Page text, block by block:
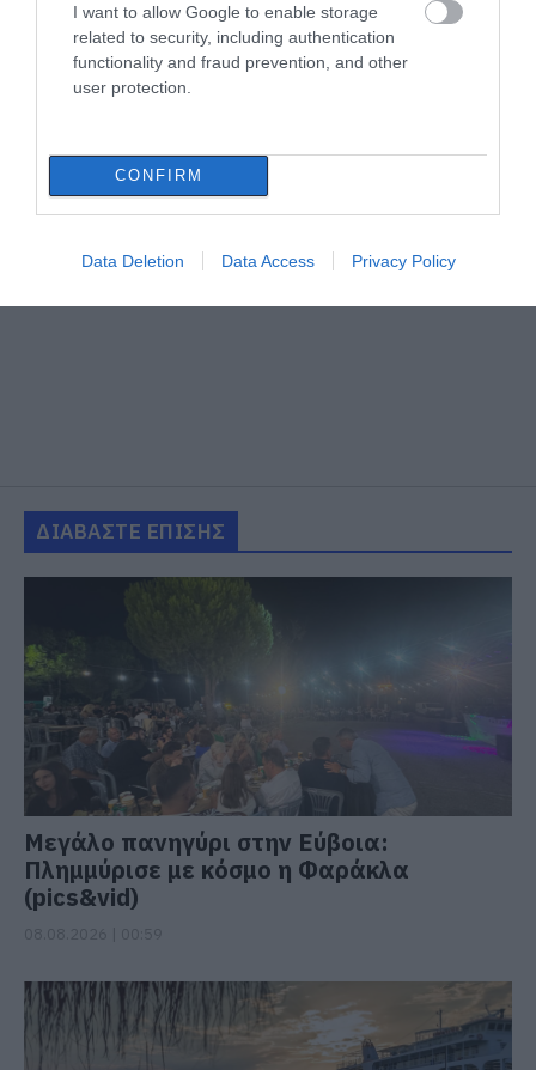
I want to allow Google to enable storage
related to security, including authentication
functionality and fraud prevention, and other
user protection.
CONFIRM
Data Deletion Data Access Privacy Policy
ΔΙΑΒΑΣΤΕ ΕΠΙΣΗΣ
Μεγάλο πανηγύρι στην Εύβοια:
Πλημμύρισε με κόσμο η Φαράκλα
(pics&vid)